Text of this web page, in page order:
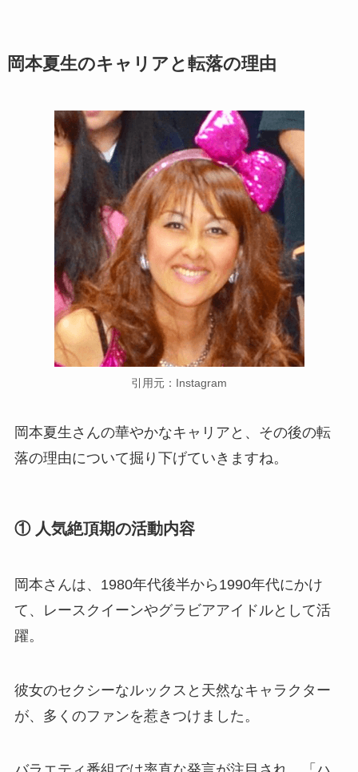
岡本夏生のキャリアと転落の理由
引用元：Instagram
岡本夏生さんの華やかなキャリアと、その後の転
落の理由について掘り下げていきますね。
① 人気絶頂期の活動内容
岡本さんは、1980年代後半から1990年代にかけ
て、レースクイーンやグラビアアイドルとして活
躍。
彼女のセクシーなルックスと天然なキャラクター
が、多くのファンを惹きつけました。